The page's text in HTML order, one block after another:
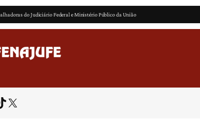
do Judiciário Federal e Ministério Público da União
X